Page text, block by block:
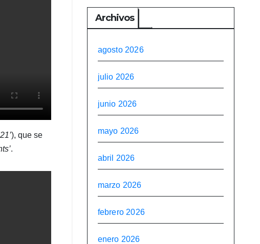
), que se
.
Archivos
agosto 2026
julio 2026
junio 2026
mayo 2026
abril 2026
marzo 2026
febrero 2026
enero 2026